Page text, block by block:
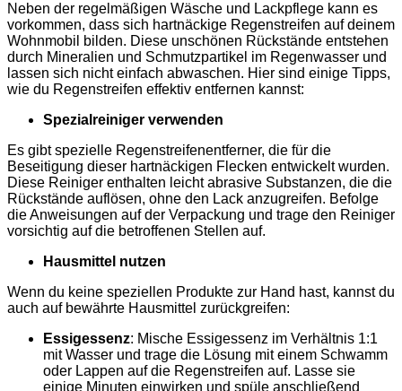
Neben der regelmäßigen Wäsche und Lackpflege kann es
vorkommen, dass sich hartnäckige Regenstreifen auf deinem
Wohnmobil bilden. Diese unschönen Rückstände entstehen
durch Mineralien und Schmutzpartikel im Regenwasser und
lassen sich nicht einfach abwaschen. Hier sind einige Tipps,
wie du Regenstreifen effektiv entfernen kannst:
Spezialreiniger verwenden
Es gibt spezielle Regenstreifenentferner, die für die
Beseitigung dieser hartnäckigen Flecken entwickelt wurden.
Diese Reiniger enthalten leicht abrasive Substanzen, die die
Rückstände auflösen, ohne den Lack anzugreifen. Befolge
die Anweisungen auf der Verpackung und trage den Reiniger
vorsichtig auf die betroffenen Stellen auf.
Hausmittel nutzen
Wenn du keine speziellen Produkte zur Hand hast, kannst du
auch auf bewährte Hausmittel zurückgreifen:
Essigessenz: Mische Essigessenz im Verhältnis 1:1
mit Wasser und trage die Lösung mit einem Schwamm
oder Lappen auf die Regenstreifen auf. Lasse sie
einige Minuten einwirken und spüle anschließend